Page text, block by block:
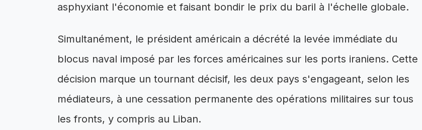
asphyxiant l'économie et faisant bondir le prix du baril à l'échelle globale.
Simultanément, le président américain a décrété la levée immédiate du
blocus naval imposé par les forces américaines sur les ports iraniens. Cette
décision marque un tournant décisif, les deux pays s'engageant, selon les
médiateurs, à une cessation permanente des opérations militaires sur tous
les fronts, y compris au Liban.